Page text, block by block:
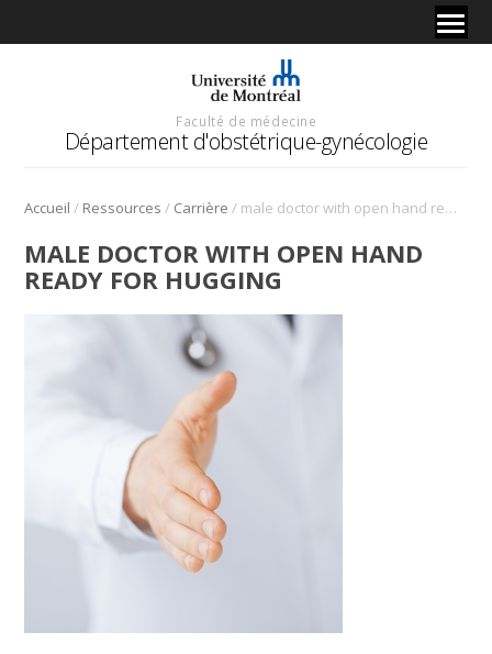
Faculté de médecine
Département d'obstétrique-gynécologie
Accueil / Ressources / Carrière / male doctor with open hand ready for hugging
MALE DOCTOR WITH OPEN HAND
READY FOR HUGGING